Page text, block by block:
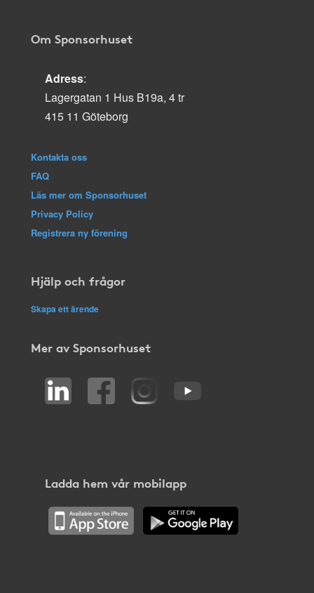
Om Sponsorhuset
Adress:
Lagergatan 1 Hus B19a, 4 tr
415 11 Göteborg
Kontakta oss
FAQ
Läs mer om Sponsorhuset
Privacy Policy
Registrera ny förening
Hjälp och frågor
Skapa ett ärende
Mer av Sponsorhuset
Ladda hem vår mobilapp